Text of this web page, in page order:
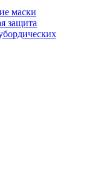
маски
защита